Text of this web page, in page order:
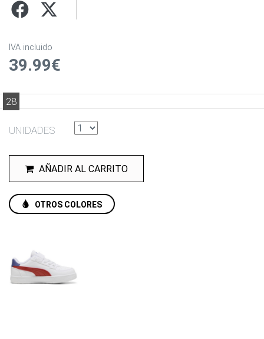
IVA incluido
39.99€
28
UNIDADES
AÑADIR AL CARRITO
OTROS COLORES